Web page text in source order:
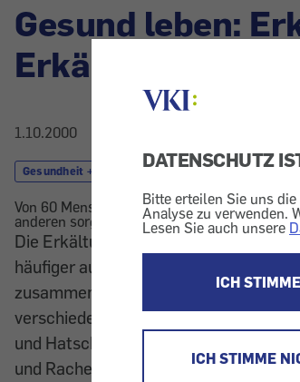
DATENSCHUTZ
Bitte erteilen Sie uns
Analyse zu verwenden.
Lesen Sie auch unsere
ICH
ICH STIMME
Gesund leben:
Erkältungen pro
1.10.2000
Gesundheit + Kosmetik Medikament
Von 60 Menschen hat mindestens einer
anderen sorgen für die Verbreitung der
Die Erkältung hat wenig mit Kälte zu
häufiger auftritt. Wahrscheinlich liegt
zusammenrücken, wenn es draußen
verschiedenen Viren, die eine
und Hatschi stecken Erkrankte
und Rachen. Das Immunsystem